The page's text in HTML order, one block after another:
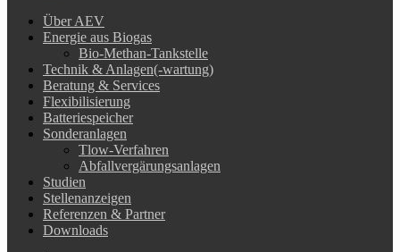
Über AEV
Energie aus Biogas
Bio-Methan-Tankstelle
Technik & Anlagen(-wartung)
Beratung & Services
Flexibilisierung
Batteriespeicher
Sonderanlagen
Tlow-Verfahren
Abfallvergärungsanlagen
Studien
Stellenanzeigen
Referenzen & Partner
Downloads